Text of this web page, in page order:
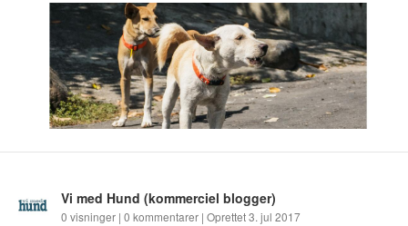
Vi med Hund (kommerciel blogger)
0 visninger | 0 kommentarer | Oprettet 3. jul 2017